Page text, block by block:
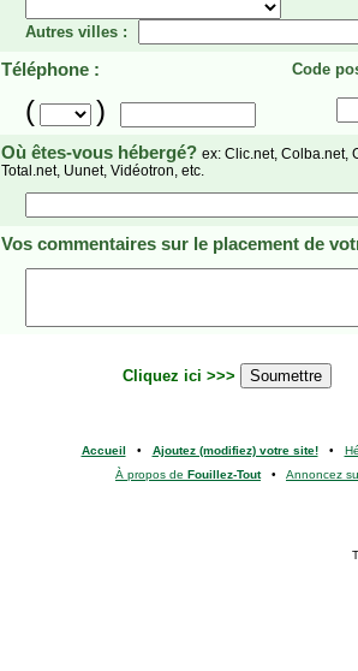
Autres villes :
Téléphone : Code
( )
Où êtes-vous hébergé? ex: Clic.net, Colba.net,
Total.net, Uunet, Vidéotron, etc.
Vos commentaires sur le placement de
Cliquez ici >>>
Accueil • Ajoutez (modifiez) votre site!•
À propos de Fouillez-Tout• Annoncez